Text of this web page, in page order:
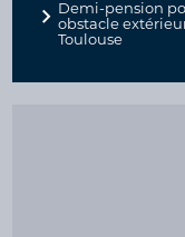
Demi-pension
obstacle
Toulouse